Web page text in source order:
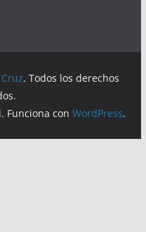
. Todos los derechos
Funciona conWordPress.